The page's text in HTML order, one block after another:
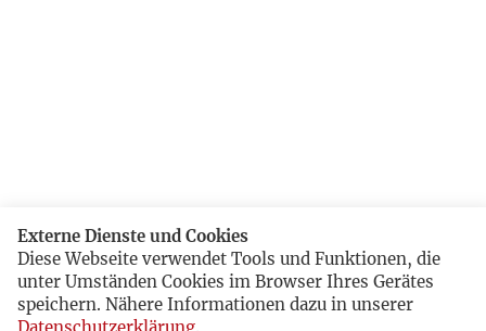
Externe Dienste und Cookies
Diese Webseite verwendet Tools und Funktionen, die
unter Umständen Cookies im Browser Ihres Gerätes
speichern. Nähere Informationen dazu in unserer
Datenschutzerklärung